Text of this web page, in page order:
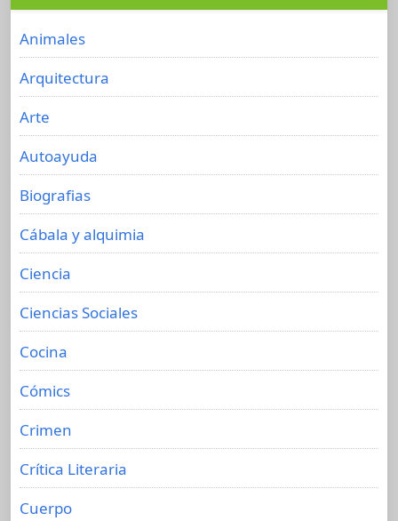
Animales
Arquitectura
Arte
Autoayuda
Biografias
Cábala y alquimia
Ciencia
Ciencias Sociales
Cocina
Cómics
Crimen
Crítica Literaria
Cuerpo